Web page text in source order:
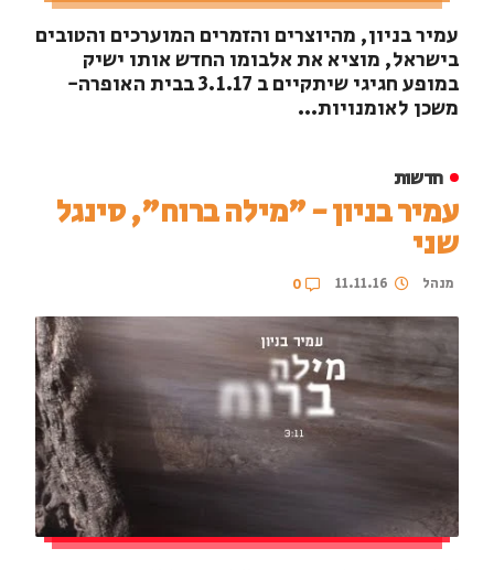
עמיר בניון, מהיוצרים והזמרים המוערכים והטובים
בישראל, מוציא את אלבומו החדש אותו ישיק ​​
במופע חגיגי שיתקיים ב 3.1.17 בבית האופרה-
משכן לאומנויות...
חדשות
עמיר בניון - "מילה ברוח", סינגל
שני
מנהל 11.11.16
0